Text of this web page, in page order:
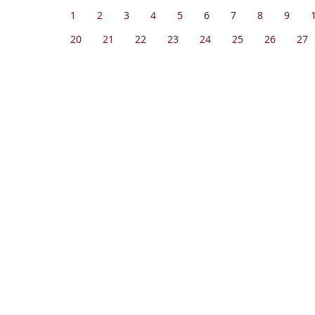
1 2 3 4 5 6 7 8 9
20
21 22 23 24 25 26 27